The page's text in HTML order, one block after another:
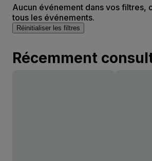
Aucun événement dans vos filtres,
tous les événements.
Réinitialiser les filtres
Récemment